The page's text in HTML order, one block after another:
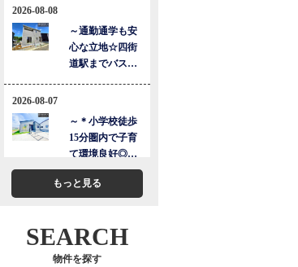
もっと見る
SEARCH
物件を探す